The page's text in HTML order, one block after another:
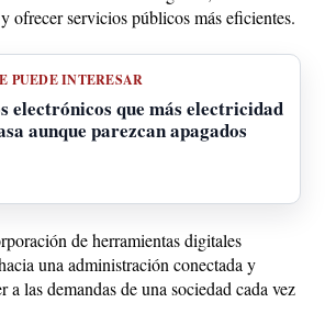
ofrecer servicios públicos más eficientes.
PUEDE INTERESAR
electrónicos que más electricidad
aunque parezcan apagados
de herramientas digitales
una administración conectada y
a las demandas de una sociedad cada vez